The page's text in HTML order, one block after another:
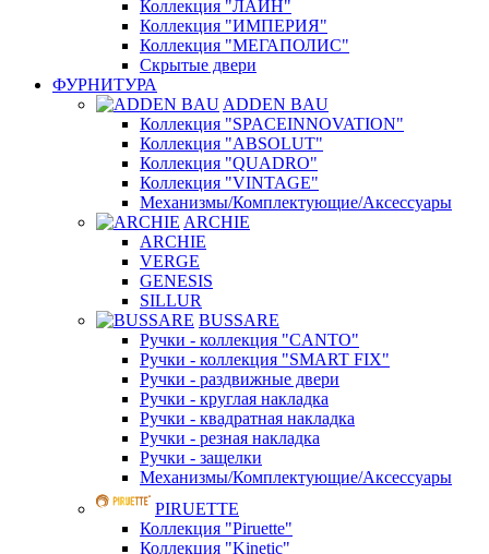
Коллекция "ЛАЙН"
Коллекция "ИМПЕРИЯ"
Коллекция "МЕГАПОЛИС"
Скрытые двери
ФУРНИТУРА
ADDEN BAU
Коллекция "SPACEINNOVATION"
Коллекция "ABSOLUT"
Коллекция "QUADRO"
Коллекция "VINTAGE"
Механизмы/Комплектующие/Аксессуары
ARCHIE
ARCHIE
VERGE
GENESIS
SILLUR
BUSSARE
Ручки - коллекция "CANTO"
Ручки - коллекция "SMART FIX"
Ручки - раздвижные двери
Ручки - круглая накладка
Ручки - квадратная накладка
Ручки - резная накладка
Ручки - защелки
Механизмы/Комплектующие/Аксессуары
PIRUETTE
Коллекция "Piruette"
Коллекция "Kinetic"